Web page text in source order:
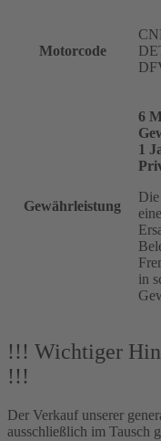
Motorcode
Gewährleistung
6
1
in
!!! Wichtiger
!!!
Der Verkauf unserer
ausschließlich im Tausch